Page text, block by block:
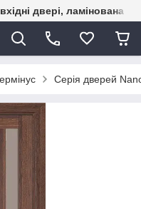
двері, ламінована
Серія дверей